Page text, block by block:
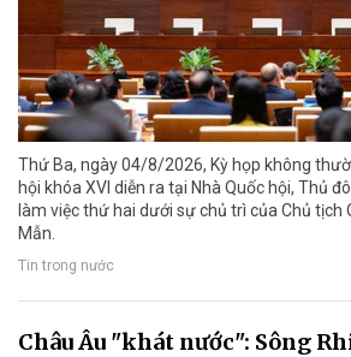
Thứ Ba, ngày 04/8/2026, Kỳ họp không
hội khóa XVI diễn ra tại Nhà Quốc hội, Thủ
làm việc thứ hai dưới sự chủ trì của Chủ tịch
Mẫn.
Tin trong nước
Châu Âu "khát nước": Sông